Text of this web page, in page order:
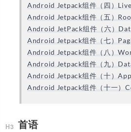
Android Jetpack组件（四）
Android Jetpack组件（五）
Android JetPack组件（六）
Android Jetpack组件（七）
Android Jetpack组件（八）
Android Jetpack组件（九）
Android Jetpack组件（十）
Android Jetpack组件（十一）
首语